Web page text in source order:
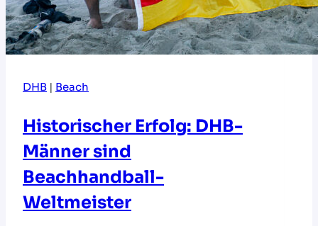
DHB | Beach
Historischer Erfolg: DHB-
Männer sind
Beachhandball-
Weltmeister